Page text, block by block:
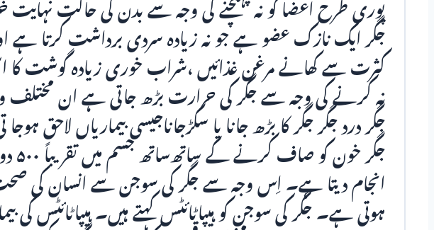
پوری طرح اعضا کو نہ پہنچنے کی وجہ سے بدن کی حالت
جگر ایک نازک عضو ہے جو نہ زیادہ سردی برداشت کرتا ہے
کثرت سے کھانے مرغن غذائیں ،شراب خوری زیادہ گوشت کا
نہ کرنے کی وجہ سے جگر کی حرارت بڑھ جاتی ہے ان مختلف
جگر درد جگر جگر کا بڑھ جانا یا سکڑجاناجیسی بیماریاں لاحق ہوجا
جگر
انجام دیتا ہے۔‏ اِس وجہ سے جگر کی سوجن سے انسان کی
ہوتی ہے۔‏ جگر کی سوجن کو ہیپاٹائٹس کہتے ہیں۔‏ ہیپاٹائٹس کی